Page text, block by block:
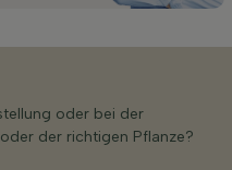
oder bei der
der richtigen Pflanze?